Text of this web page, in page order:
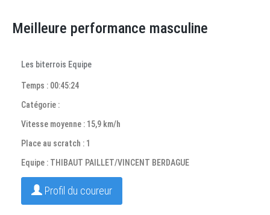
Meilleure performance masculine
Les biterrois Equipe
Temps : 00:45:24
Catégorie :
Vitesse moyenne : 15,9 km/h
Place au scratch : 1
Equipe : THIBAUT PAILLET/VINCENT BERDAGUE
Profil du coureur